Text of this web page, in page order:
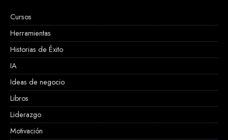
Cursos
Herramientas
Historias de Éxito
IA
Ideas de negocio
Libros
Liderazgo
Motivación